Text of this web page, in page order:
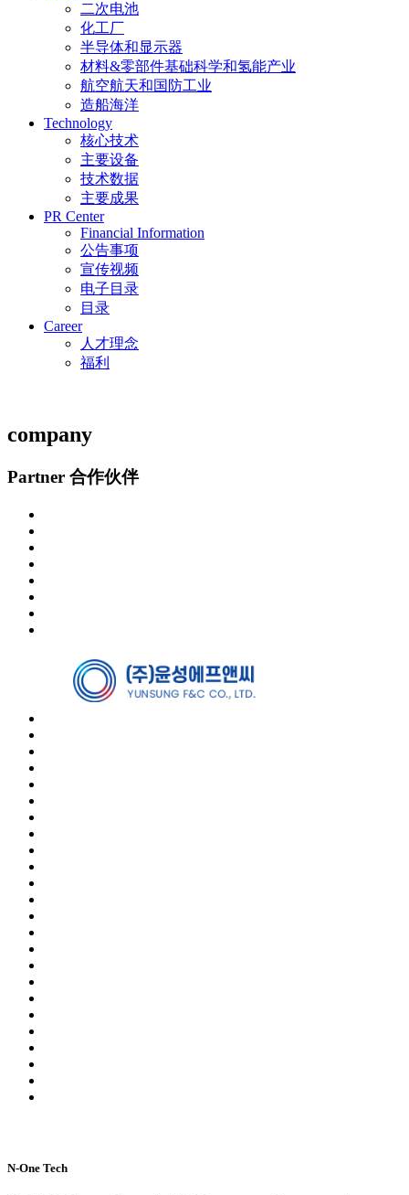
二次电池
化工厂
半导体和显示器
材料&零部件基础科学和氢能产业
航空航天和国防工业
造船海洋
Technology
核心技术
主要设备
技术数据
主要成果
PR Center
Financial Information
公告事项
宣传视频
电子目录
目录
Career
人才理念
福利
company
Partner 合作伙伴
N-One Tech